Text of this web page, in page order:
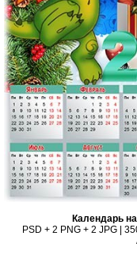
Календарь
PSD + 2 PNG + 2 JPG |